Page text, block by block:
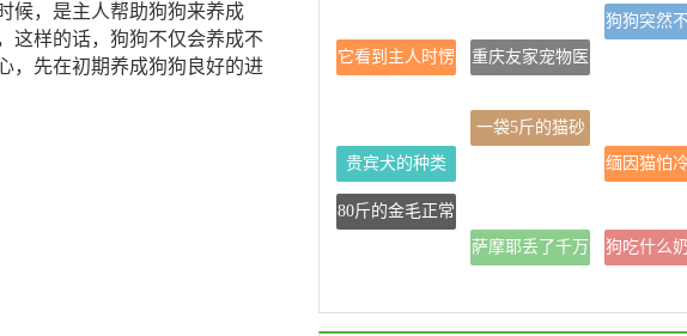
候，是主人帮助狗狗来养成
这样的话，狗狗不仅会养成不
，先在初期养成狗狗良好的进
它看到主人时愣
重庆友家宠物医
狗狗突然
贵宾犬的种类
一袋5斤的猫砂
缅因猫怕
80斤的金毛正常
萨摩耶丢了千万
狗吃什么